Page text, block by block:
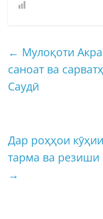
← Мулоқоти
саноат ва
Саудӣ
Дар роҳҳои
тарма ва резиши
→